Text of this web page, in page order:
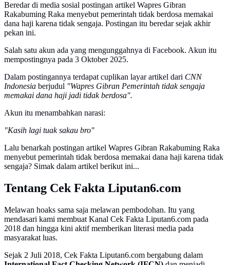
Beredar di media sosial postingan artikel Wapres Gibran
Rakabuming Raka menyebut pemerintah tidak berdosa memakai
dana haji karena tidak sengaja. Postingan itu beredar sejak akhir
pekan ini.
Salah satu akun ada yang mengunggahnya di Facebook. Akun itu
mempostingnya pada 3 Oktober 2025.
Dalam postingannya terdapat cuplikan layar artikel dari CNN
Indonesia berjudul "Wapres Gibran Pemerintah tidak sengaja
memakai dana haji jadi tidak berdosa".
Akun itu menambahkan narasi:
"Kasih lagi tuak sakau bro"
Lalu benarkah postingan artikel Wapres Gibran Rakabuming Raka
menyebut pemerintah tidak berdosa memakai dana haji karena tidak
sengaja? Simak dalam artikel berikut ini...
Tentang Cek Fakta Liputan6.com
Melawan hoaks sama saja melawan pembodohan. Itu yang
mendasari kami membuat Kanal Cek Fakta Liputan6.com pada
2018 dan hingga kini aktif memberikan literasi media pada
masyarakat luas.
Sejak 2 Juli 2018, Cek Fakta Liputan6.com bergabung dalam